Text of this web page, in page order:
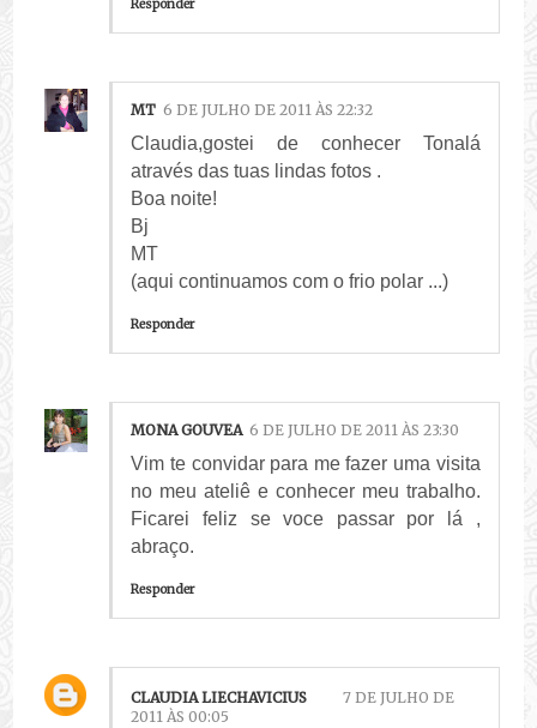
Responder
MT 6 DE JULHO DE 2011 ÀS 22:32
Claudia,gostei de conhecer Tonalá
através das tuas lindas fotos .
Boa noite!
Bj
MT
(aqui continuamos com o frio polar ...)
Responder
MONA GOUVEA 6 DE JULHO DE 2011 ÀS 23:30
Vim te convidar para me fazer uma visita
no meu ateliê e conhecer meu trabalho.
Ficarei feliz se voce passar por lá ,
abraço.
Responder
CLAUDIA LIECHAVICIUS
7 DE JULHO DE
2011 ÀS 00:05